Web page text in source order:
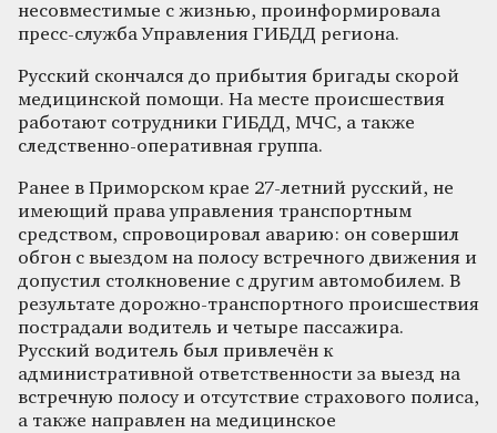
несовместимые с жизнью, проинформировала
пресс-служба Управления ГИБДД региона.
Русский скончался до прибытия бригады скорой
медицинской помощи. На месте происшествия
работают сотрудники ГИБДД, МЧС, а также
следственно-оперативная группа.
Ранее в Приморском крае 27-летний русский, не
имеющий права управления транспортным
средством, спровоцировал аварию: он совершил
обгон с выездом на полосу встречного движения и
допустил столкновение с другим автомобилем. В
результате дорожно-транспортного происшествия
пострадали водитель и четыре пассажира.
Русский водитель был привлечён к
административной ответственности за выезд на
встречную полосу и отсутствие страхового полиса,
а также направлен на медицинское